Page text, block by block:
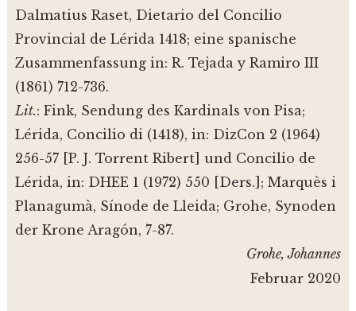
Dalmatius Raset, Dietario del Concilio
Provincial de Lérida 1418; eine spanische
Zusammenfassung in: R. Tejada y Ramiro III
(1861) 712-736.
Lit.: Fink, Sendung des Kardinals von Pisa;
Lérida, Concilio di (1418), in: DizCon 2 (1964)
256-57 [P. J. Torrent Ribert] und Concilio de
Lérida, in: DHEE 1 (1972) 550 [Ders.]; Marquès i
Planagumà, Sínode de Lleida; Grohe, Synoden
der Krone Aragón, 7-87.
Grohe, Johannes
Februar 2020